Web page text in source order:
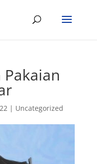
| Uncategorized